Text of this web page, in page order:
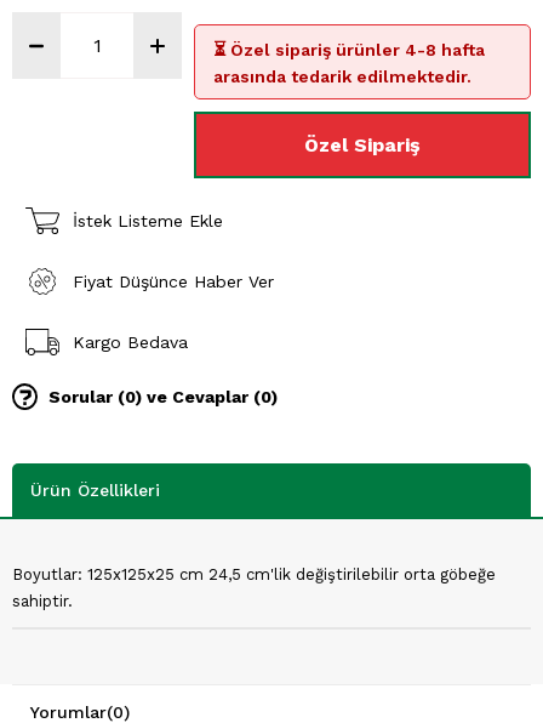
⏳ Özel sipariş ürünler 4-8 hafta
arasında tedarik edilmektedir.
İstek Listeme Ekle
Fiyat Düşünce Haber Ver
Kargo Bedava
Sorular (0) ve Cevaplar (0)
Ürün Özellikleri
Boyutlar: 125x125x25 cm 24,5 cm'lik değiştirilebilir orta göbeğe
sahiptir.
Yorumlar(0)